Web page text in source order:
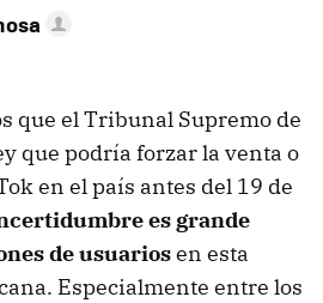
que el Tribunal Supremo de
que podría forzar la venta o
en el país antes del 19 de
es grande
de usuariosen esta
Especialmente entre los